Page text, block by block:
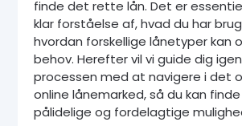
finde det rette lån. Det er
klar forståelse af, hvad du har
hvordan forskellige lånetyper kan
behov. Herefter vil vi guide dig
processen med at navigere i det
online lånemarked, så du kan
pålidelige og fordelagtige